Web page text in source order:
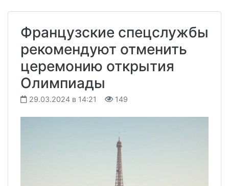
Французские спецслужбы
рекомендуют отменить
церемонию открытия
Олимпиады
29.03.2024 в 14:21 149